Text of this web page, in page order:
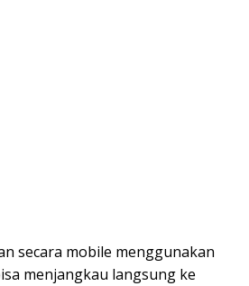
secara mobile menggunakan
menjangkau langsung ke